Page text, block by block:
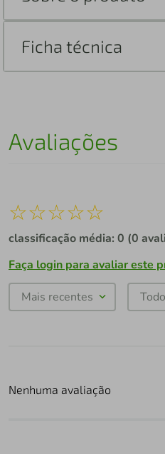
Ficha técnica
Avaliações
☆☆☆☆☆
classificação média: 0 (0
Faça login para avaliar este
Mais recentes
Nenhuma avaliação